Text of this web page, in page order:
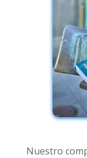
Nuestro